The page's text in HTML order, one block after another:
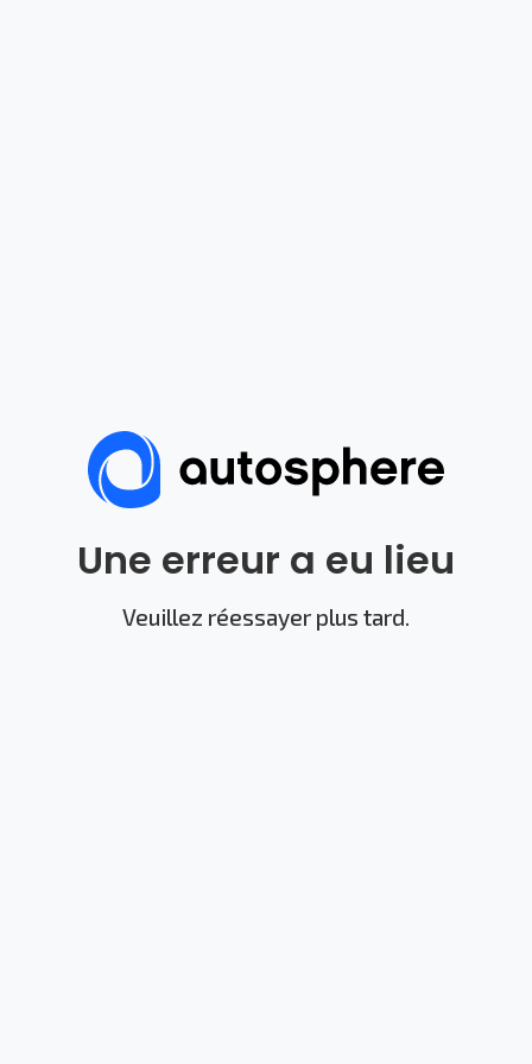
Une erreur a eu lieu
Veuillez réessayer plus tard.